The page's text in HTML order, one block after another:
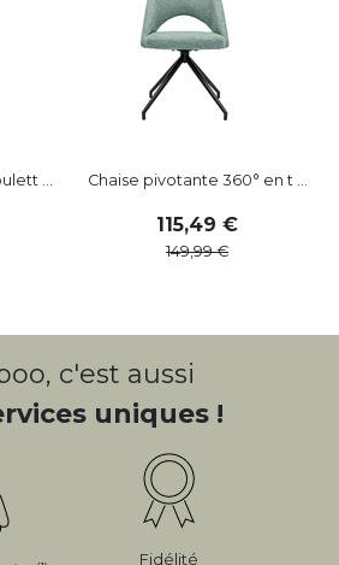
... Chaise pivotante 360° en t ...
115,49
149,99
c'est aussi
uniques !
Fidélité